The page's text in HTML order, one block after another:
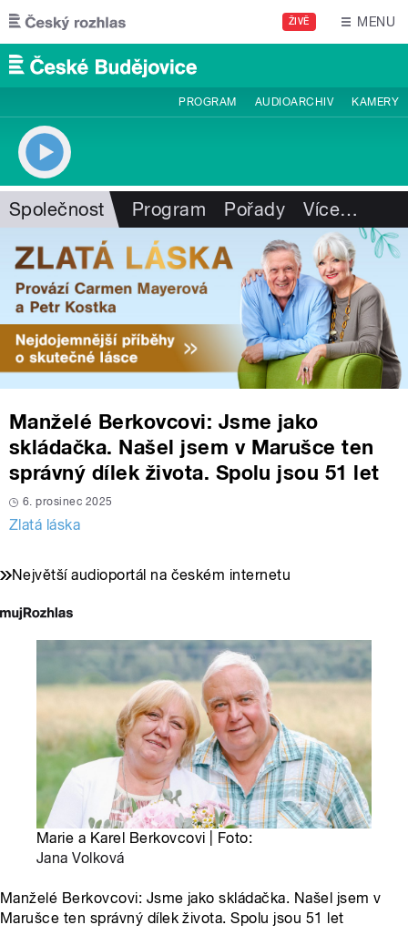
Přejít k hlavnímu obsahu
ŽIVĚ MENU
PROGRAM AUDIOARCHIV KAMERY
Společnost Program Pořady Více…
Manželé Berkovcovi: Jsme jako
skládačka. Našel jsem v Marušce ten
správný dílek života. Spolu jsou 51 let
6. prosinec 2025
Zlatá láska
Největší audioportál na českém internetu
Marie a Karel Berkovcovi | Foto:
Jana Volková
Manželé Berkovcovi: Jsme jako skládačka. Našel jsem v
Marušce ten správný dílek života. Spolu jsou 51 let